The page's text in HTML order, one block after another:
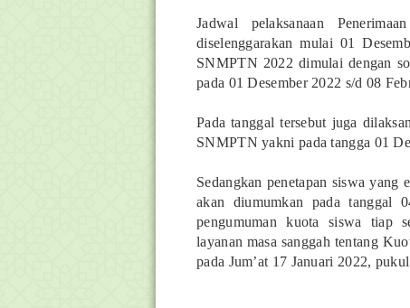
Jadwal pelaksanaan
diselenggarakan mulai 01
SNMPTN 2022 dimulai dengan
pada 01 Desember 2022 s/d 08
Pada tanggal tersebut juga
SNMPTN yakni pada tangga 01
Sedangkan penetapan siswa
akan diumumkan pada tanggal
pengumuman kuota siswa tiap
layanan masa sanggah tentang
pada Jum’at 17 Januari 2022,